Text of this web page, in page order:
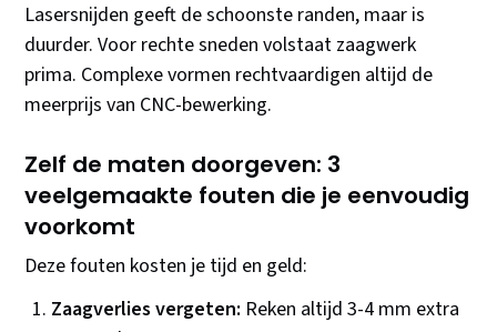
Lasersnijden geeft de schoonste randen, maar is
duurder. Voor rechte sneden volstaat zaagwerk
prima. Complexe vormen rechtvaardigen altijd de
meerprijs van CNC-bewerking.
Zelf de maten doorgeven: 3
veelgemaakte fouten die je eenvoudig
voorkomt
Deze fouten kosten je tijd en geld:
Zaagverlies vergeten: Reken altijd 3-4 mm extra